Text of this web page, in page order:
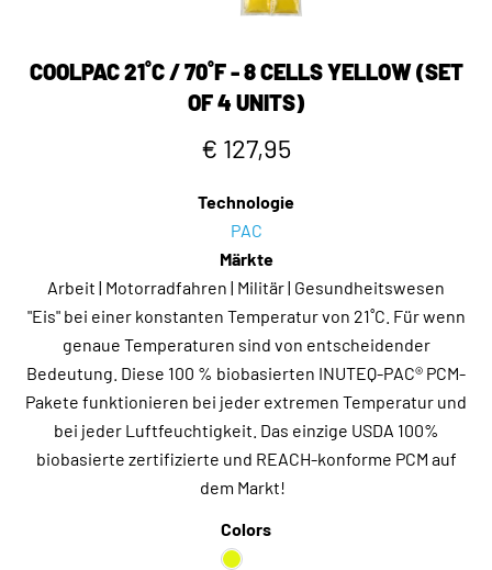
COOLPAC 21˚C / 70˚F - 8 CELLS YELLOW (SET
OF 4 UNITS)
€ 127,95
Technologie
PAC
Märkte
Arbeit | Motorradfahren | Militär | Gesundheitswesen
"Eis" bei einer konstanten Temperatur von 21˚C. Für wenn
genaue Temperaturen sind von entscheidender
Bedeutung. Diese 100 % biobasierten INUTEQ-PAC® PCM-
Pakete funktionieren bei jeder extremen Temperatur und
bei jeder Luftfeuchtigkeit. Das einzige USDA 100%
biobasierte zertifizierte und REACH-konforme PCM auf
dem Markt!
Colors